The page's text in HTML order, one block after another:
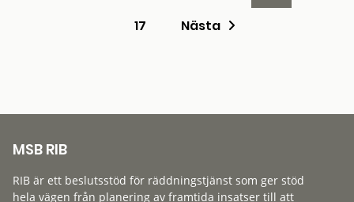
17
Nästa
MSB RIB
RIB är ett beslutsstöd för räddningstjänst som ger stöd
hela vägen från planering av framtida insatser till att